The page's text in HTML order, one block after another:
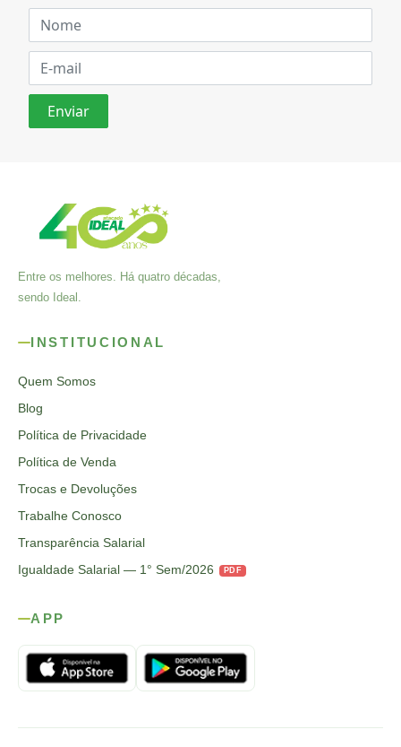
Entre os melhores. Há quatro décadas,
sendo Ideal.
INSTITUCIONAL
Quem Somos
Blog
Política de Privacidade
Política de Venda
Trocas e Devoluções
Trabalhe Conosco
Transparência Salarial
Igualdade Salarial — 1° Sem/2026
PDF
APP